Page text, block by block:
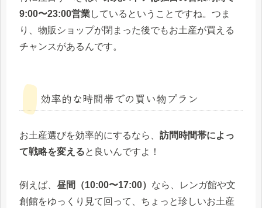
9:00〜23:00営業しているということですね。つま
り、物販ショップが閉まった後でもお土産が買える
チャンスがあるんです。
効率的な時間帯での買い物プラン
お土産選びを効率的にするなら、 訪問時間帯によっ
て戦略を変えると良いんですよ！
例えば、 昼間（10:00〜17:00） なら、レンガ館や文
創館をゆっくり見て回って、ちょっと珍しいお土産